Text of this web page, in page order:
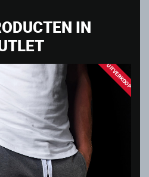
IN
UITVERKOOP